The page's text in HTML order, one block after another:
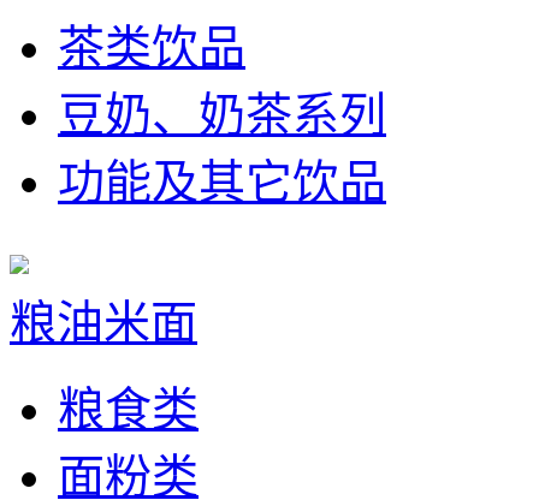
茶类饮品
豆奶、奶茶系列
功能及其它饮品
粮油米面
粮食类
面粉类